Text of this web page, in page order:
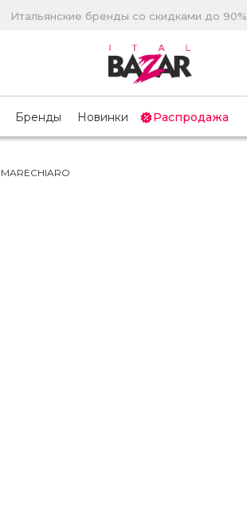
Итальянские бренды со скидками до 90%
Бренды Новинки Распродажа